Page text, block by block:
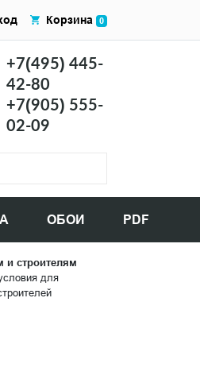
+7(495) 445-
42-80
+7(905) 555-
02-09
ОБОИ PDF
Корзина 0
и строителям
для